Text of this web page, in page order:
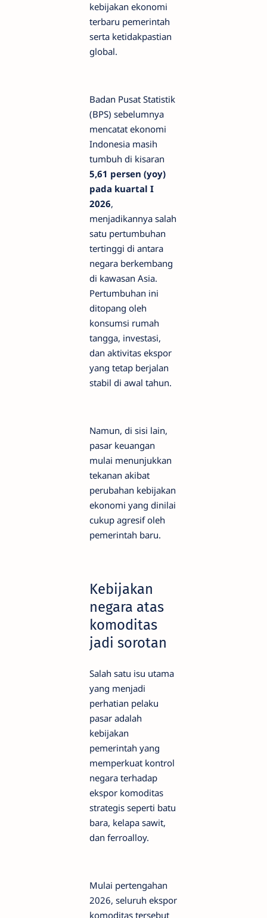
kebijakan ekonomi
terbaru pemerintah
serta ketidakpastian
global.
Badan Pusat Statistik
(BPS) sebelumnya
mencatat ekonomi
Indonesia masih
tumbuh di kisaran
5,61 persen (yoy)
pada kuartal I
2026,
menjadikannya salah
satu pertumbuhan
tertinggi di antara
negara berkembang
di kawasan Asia.
Pertumbuhan ini
ditopang oleh
konsumsi rumah
tangga, investasi,
dan aktivitas ekspor
yang tetap berjalan
stabil di awal tahun.
Namun, di sisi lain,
pasar keuangan
mulai menunjukkan
tekanan akibat
perubahan kebijakan
ekonomi yang dinilai
cukup agresif oleh
pemerintah baru.
Kebijakan
negara atas
komoditas
jadi sorotan
Salah satu isu utama
yang menjadi
perhatian pelaku
pasar adalah
kebijakan
pemerintah yang
memperkuat kontrol
negara terhadap
ekspor komoditas
strategis seperti batu
bara, kelapa sawit,
dan ferroalloy.
Mulai pertengahan
2026, seluruh ekspor
komoditas tersebut